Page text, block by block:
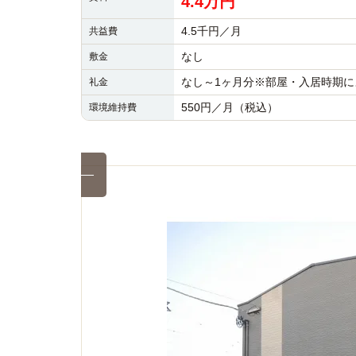
共益費 4.5千円／月
敷金 なし
礼金 なし～1ヶ月分※部屋・入居時期
環境維持費 550円／月（税込）